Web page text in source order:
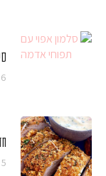
6 ביוני 2026
5 ביוני 2026